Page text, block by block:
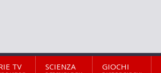
TV SCIENZA GIOCHI